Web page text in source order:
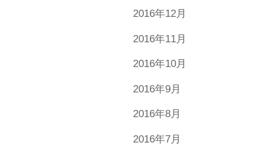
2016年12月
2016年11月
2016年10月
2016年9月
2016年8月
2016年7月